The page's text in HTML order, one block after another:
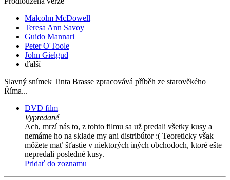
Malcolm McDowell
Teresa Ann Savoy
Guido Mannari
Peter O'Toole
John Gielgud
ďalší
Slavný snímek Tinta Brasse zpracovává příběh ze starověkého
Říma...
DVD film
Vypredané
Ach, mrzí nás to, z tohto filmu sa už predali všetky kusy a
nemáme ho na sklade my ani distribútor :( Teoreticky však
môžete mať šťastie v niektorých iných obchodoch, ktoré ešte
nepredali posledné kusy.
Pridať do zoznamu